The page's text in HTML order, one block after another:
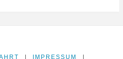
IMPRESSUM